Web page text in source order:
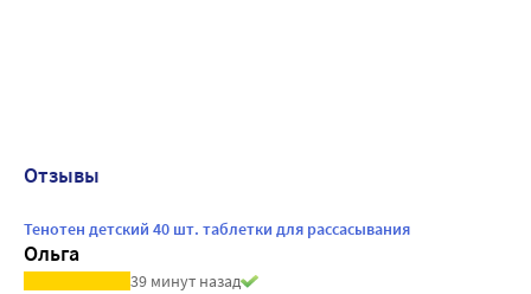
Отзывы
Тенотен детский 40 шт. таблетки для рассасывания
Ольга
39 минут назад